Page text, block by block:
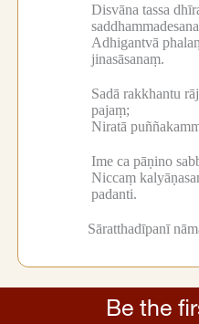
Disvāna tassa
Adhigantvā
jinasāsanaṃ.
Sadā rakkhantu
pajaṃ;
Niratā
Ime ca pāṇino
Niccaṃ
padanti.
Sāratthadīpanī
Be the